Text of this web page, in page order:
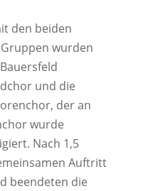
den beiden
wurden
und die
der an
wurde
Nach 1,5
Auftritt
beendeten die